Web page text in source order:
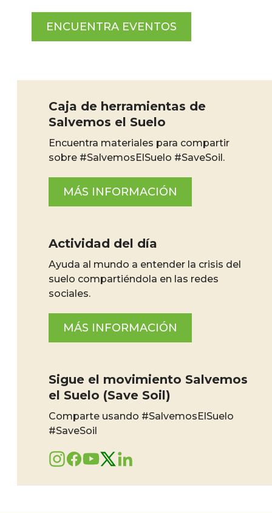
ENCUENTRA EVENTOS
Caja de herramientas de
Salvemos el Suelo
Encuentra materiales para compartir
sobre #SalvemosElSuelo #SaveSoil.
MÁS INFORMACIÓN
Actividad del día
Ayuda al mundo a entender la crisis del
suelo compartiéndola en las redes
sociales.
MÁS INFORMACIÓN
Sigue el movimiento Salvemos
el Suelo (Save Soil)
Comparte usando #SalvemosElSuelo
#SaveSoil